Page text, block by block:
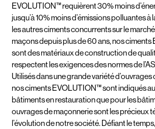
EVOLUTION™ requièrent 30% moins
jusqu’à 10% moins d’émissions polluantes
les autres ciments concurrents sur le
maçons depuis plus de 60 ans, nos
sont des matériaux de construction de
respectent les exigences des normes de
Utilisés dans une grande variété
nos ciments EVOLUTION™ sont indiqués
bâtiments en restauration que pour les
ouvrages de maçonnerie sont les précieux
l’évolution de notre société. Défiant le